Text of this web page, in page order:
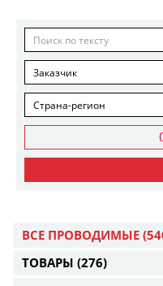
Заказчик
Страна-регион
ВСЕ ПРОВОДИМЫЕ
ТОВАРЫ (276)